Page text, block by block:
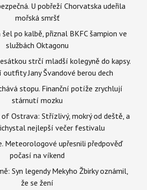
U pobřeží Chorvatska udeřila
mořská smršť
po kalbě, přiznal BKFC šampion ve
službách Oktagonu
strčí mladší kolegyně do kapsy.
outfity Jany Švandové berou dech
stopu. Finanční potíže zrychlují
stárnutí mozku
of Ostrava: Střízlivý, mokrý od deště, a
nejlepší večer festivalu
Meteorologové upřesnili předpověď
počasí na víkend
Syn legendy Mekyho Žbirky oznámil,
že se žení